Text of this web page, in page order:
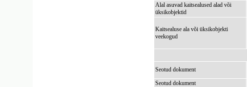
Alal asuvad kaitsealused alad või
üksikobjektid
Kaitsealuse ala või üksikobjekti
veekogud
Seotud dokument
Seotud dokument